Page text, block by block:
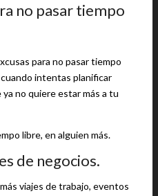
no pasar tiempo
para no pasar tiempo
intentas planificar
no quiere estar más a tu
libre, en alguien más.
de negocios.
viajes de trabajo, eventos